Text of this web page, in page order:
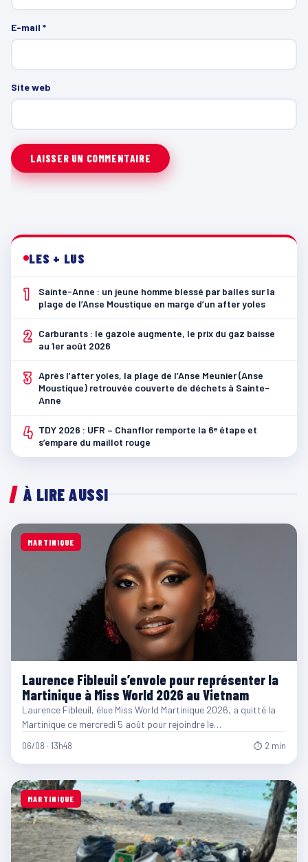
E-mail *
Site web
LES + LUS
1
Sainte-Anne : un jeune homme blessé par balles sur la
plage de l’Anse Moustique en marge d’un after yoles
2
Carburants : le gazole augmente, le prix du gaz baisse
au 1er août 2026
3 Après l’after yoles, la plage de l’Anse Meunier (Anse
Moustique) retrouvée couverte de déchets à Sainte-
Anne
4 TDY 2026 : UFR – Chanflor remporte la 6ᵉ étape et
s’empare du maillot rouge
À LIRE AUSSI
MARTINIQUE
Laurence Fibleuil s’envole pour représenter la
Martinique à Miss World 2026 au Vietnam
Laurence Fibleuil, élue Miss World Martinique 2026, a quitté la
Martinique ce mercredi 5 août pour rejoindre le…
06/08 · 13h48 ⏱ 2 min
MARTINIQUE